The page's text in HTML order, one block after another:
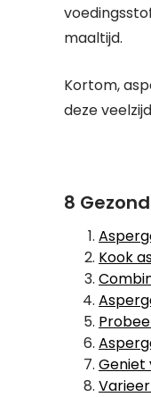
maaltijd.
Kortom,
deze
8
Kook
Geniet